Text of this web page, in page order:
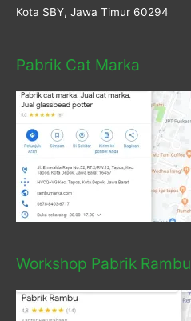
Kota SBY, Jawa Timur 60294
Pabrik Cat Marka
Workshop Pabrik Rambu